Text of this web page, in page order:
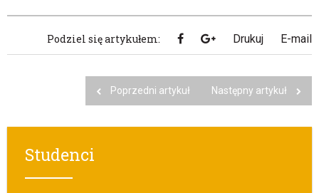
Podziel się artykułem: Drukuj E-mail
Poprzedni artykuł Następny artykuł
Studenci